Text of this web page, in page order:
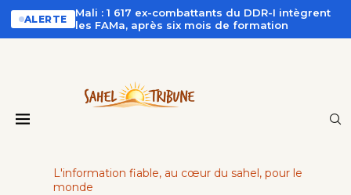
ALERTE
Mali : 1 617 ex-combattants du DDR-I intègrent
les FAMa, après six mois de formation
L'information fiable, au cœur du sahel, pour le
monde